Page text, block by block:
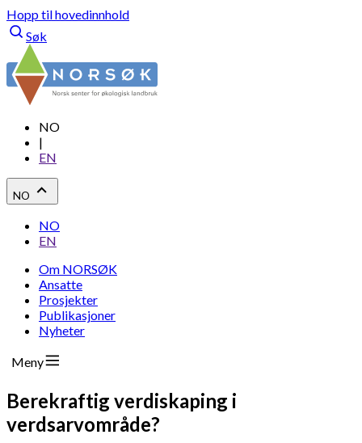
Hopp til hovedinnhold
Søk
NO
|
EN
NO
NO
EN
Om NORSØK
Ansatte
Prosjekter
Publikasjoner
Nyheter
Meny
Berekraftig verdiskaping i
verdsarvområde?